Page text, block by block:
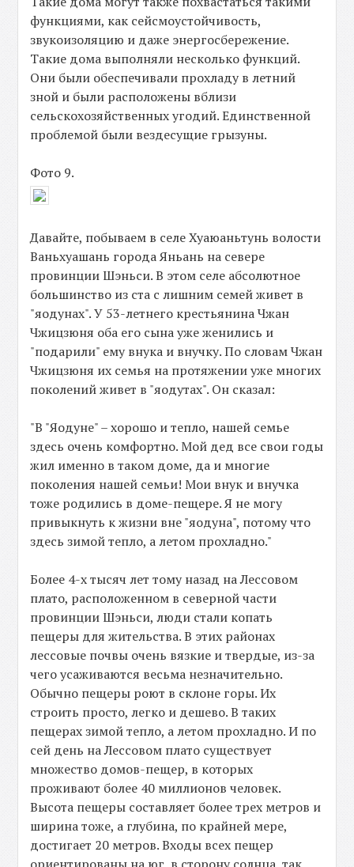
функциями, как сейсмоустойчивость,
звукоизоляцию и даже энергосбережение.
Такие дома выполняли несколько функций.
Они были обеспечивали прохладу в летний
зной и были расположены вблизи
сельскохозяйственных угодий. Единственной
проблемой были вездесущие грызуны.
Фото 9.
Давайте, побываем в селе Хуаюаньтунь волости
Ваньхуашань города Яньань на севере
провинции Шэньси. В этом селе абсолютное
большинство из ста с лишним семей живет в
"яодунах". У 53-летнего крестьянина Чжан
Чжицзюня оба его сына уже женились и
"подарили" ему внука и внучку. По словам Чжан
Чжицзюня их семья на протяжении уже многих
поколений живет в "яодутах". Он сказал:
"В "Яодуне" – хорошо и тепло, нашей семье
здесь очень комфортно. Мой дед все свои годы
жил именно в таком доме, да и многие
поколения нашей семьи! Мои внук и внучка
тоже родились в доме-пещере. Я не могу
привыкнуть к жизни вне "яодуна", потому что
здесь зимой тепло, а летом прохладно."
Более 4-х тысяч лет тому назад на Лессовом
плато, расположенном в северной части
провинции Шэньси, люди стали копать
пещеры для жительства. В этих районах
лессовые почвы очень вязкие и твердые, из-за
чего усаживаются весьма незначительно.
Обычно пещеры роют в склоне горы. Их
строить просто, легко и дешево. В таких
пещерах зимой тепло, а летом прохладно. И по
сей день на Лессовом плато существует
множество домов-пещер, в которых
проживают более 40 миллионов человек.
Высота пещеры составляет более трех метров и
ширина тоже, а глубина, по крайней мере,
достигает 20 метров. Входы всех пещер